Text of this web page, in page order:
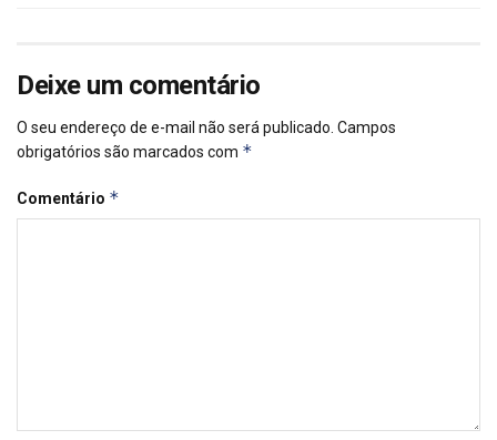
Deixe um comentário
O seu endereço de e-mail não será publicado. Campos
obrigatórios são marcados com *
Comentário *